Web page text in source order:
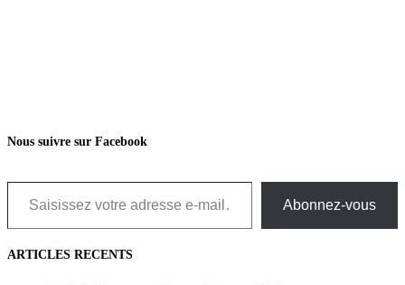
Nous suivre sur Facebook
Saisissez votre adresse e-mail…
Abonnez-vous
ARTICLES RECENTS